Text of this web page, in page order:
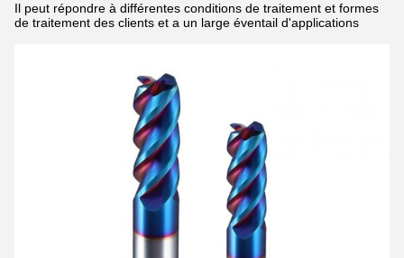
Il peut répondre à différentes conditions de traitement et formes
de traitement des clients et a un large éventail d'applications